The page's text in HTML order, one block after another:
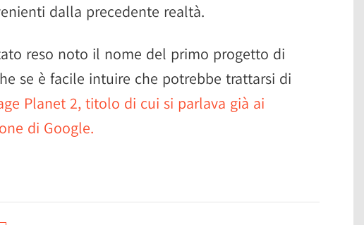
dalla precedente realtà.
reso noto il nome del primo progetto di
se è facile intuire che potrebbe trattarsi di
Planet 2, titolo di cui si parlava già ai
di Google.